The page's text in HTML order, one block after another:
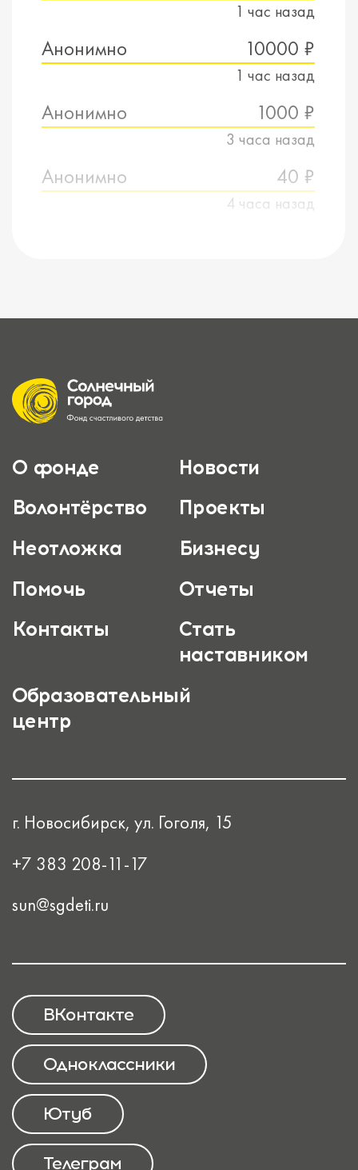
1 час назад
Анонимно 10000 ₽
1 час назад
Анонимно 1000 ₽
3 часа назад
Анонимно 40 ₽
4 часа назад
О фонде
Новости
Волонтёрство
Проекты
Неотложка
Бизнесу
Помочь
Отчеты
Контакты
Стать
наставником
Образовательный
центр
г. Новосибирск, ул. Гоголя, 15
+7 383 208-11-17
sun@sgdeti.ru
ВКонтакте
Одноклассники
Ютуб
Телеграм